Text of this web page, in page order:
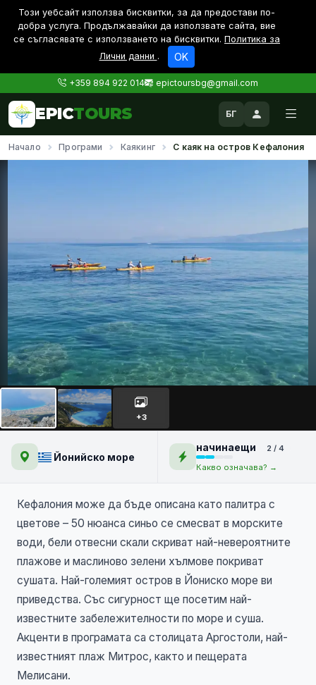
Този уебсайт използва бисквитки, за да предостави по-
дoбра услуга. Продължавайки да използвате сайта, вие
се съгласявате с използването на бисквитки. Политика за
Лични данни . OK
+359 894 922 014 epictoursbg@gmail.com
EPICTOURS БГ
Начало Програми Каякинг С каяк на остров Кефалония
С каяк на остров
Кефалония
+3
Йонийско море
начинаещи
2 / 4
Какво означава? →
Кефалония може да бъде описана като палитра с
цветове – 50 нюанса синьо се смесват в морските
води, бели отвесни скали скриват най-невероятните
плажове и маслиново зелени хълмове покриват
сушата. Най-големият остров в Йониско море ви
приведства. Със сигурност ще посетим най-
известните забележителности по море и суша.
Акценти в програмата са столицата Аргостоли, най-
известният плаж Митрос, както и пещерата
Мелисани.